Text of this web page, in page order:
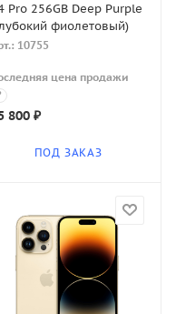
Pro 256GB Deep Purple
фиолетовый)
10755
цена продажи
800₽
ПОД ЗАКАЗ